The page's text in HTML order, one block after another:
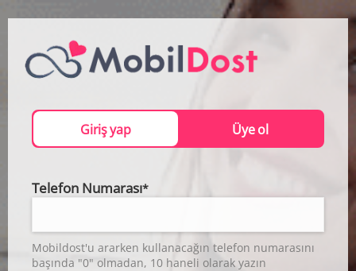
Giriş yap Üye ol
Telefon Numarası*
Mobildost'u ararken kullanacağın telefon numarasını
başında "0" olmadan, 10 haneli olarak yazın